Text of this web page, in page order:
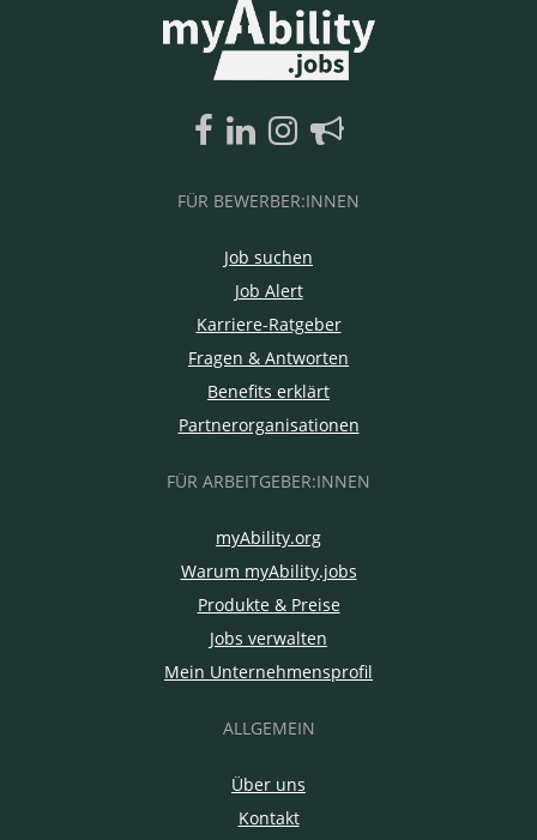
FÜR BEWERBER:INNEN
Job suchen
Job Alert
Karriere-Ratgeber
Fragen & Antworten
Benefits erklärt
Partnerorganisationen
FÜR ARBEITGEBER:INNEN
myAbility.org
Warum myAbility.jobs
Produkte & Preise
Jobs verwalten
Mein Unternehmensprofil
ALLGEMEIN
Über uns
Kontakt